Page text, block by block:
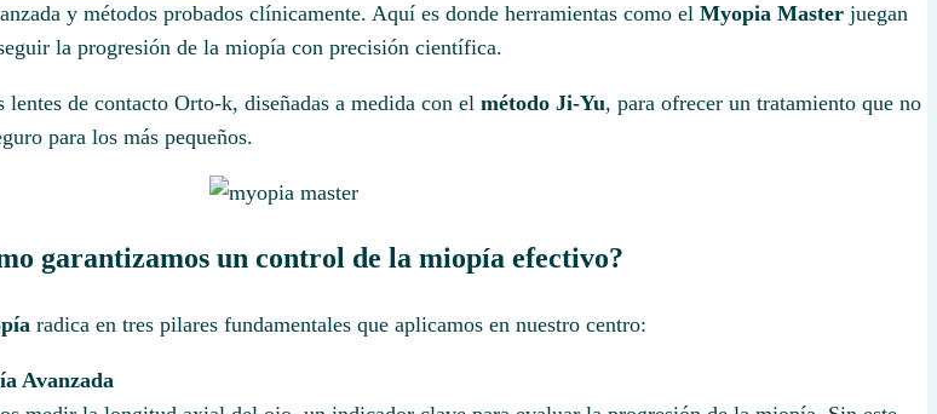
y métodos probados clínicamente. Aquí es donde herramientas como el Myopia Masterjuegan
la progresión de la miopía con precisión científica.
de contacto Orto-k, diseñadas a medida con el método Ji-Yu, para ofrecer un tratamiento que no
para los más pequeños.
garantizamos un control de la miopía efectivo?
radica en tres pilares fundamentales que aplicamos en nuestro centro:
Avanzada